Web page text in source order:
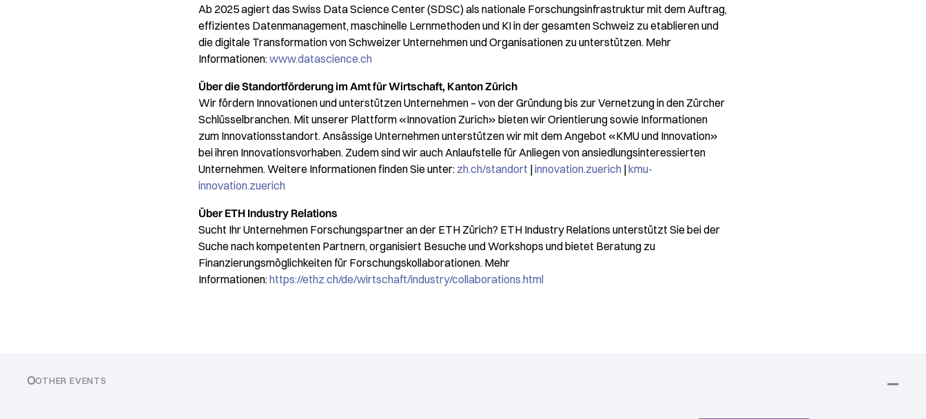
Ab 2025 agiert das Swiss Data Science Center (SDSC) als nationale Forschungsinfrastruktur mit dem Auftrag,
effizientes Datenmanagement, maschinelle Lernmethoden und KI in der gesamten Schweiz zu etablieren und
die digitale Transformation von Schweizer Unternehmen und Organisationen zu unterstützen. Mehr
Informationen:www.datascience.ch
Über die Standortförderung im Amt für Wirtschaft, Kanton Zürich
Wir fördern Innovationen und unterstützen Unternehmen – von der Gründung bis zur Vernetzung in den Zürcher
Schlüsselbranchen. Mit unserer Plattform «Innovation Zurich» bieten wir Orientierung sowie Informationen
zum Innovationsstandort. Ansässige Unternehmen unterstützen wir mit dem Angebot «KMU und Innovation»
bei ihren Innovationsvorhaben. Zudem sind wir auch Anlaufstelle für Anliegen von ansiedlungsinteressierten
Unternehmen. Weitere Informationen finden Sie unter: zh.ch/standort |innovation.zuerich |kmu-
innovation.zuerich
Über ETH Industry Relations
Sucht Ihr Unternehmen Forschungspartner an der ETH Zürich? ETH Industry Relations unterstützt Sie bei der
Suche nach kompetenten Partnern, organisiert Besuche und Workshops und bietet Beratung zu
Finanzierungsmöglichkeiten für Forschungskollaborationen. Mehr
Informationen:https://ethz.ch/de/wirtschaft/industry/collaborations.html
OTHER EVENTS